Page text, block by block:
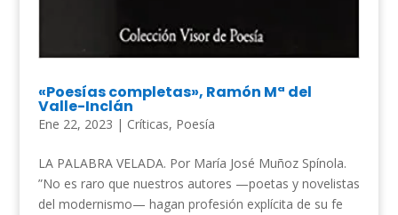
«Poesías completas», Ramón Mª del
Valle-Inclán
Ene 22, 2023 | Críticas, Poesía
LA PALABRA VELADA. Por María José Muñoz Spínola.
”No es raro que nuestros autores —poetas y novelistas
del modernismo— hagan profesión explícita de su fe